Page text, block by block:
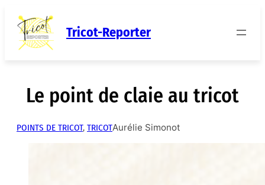
contenu
Tricot-Reporter
Le point de claie au tricot
POINTS DE TRICOT, TRICOTAurélie Simonot